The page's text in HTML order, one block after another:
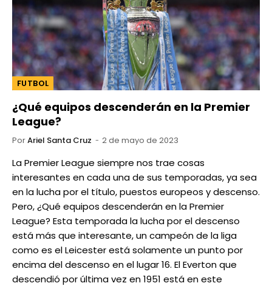
FUTBOL
¿Qué equipos descenderán en la Premier
League?
PorAriel Santa Cruz 2 de mayo de 2023
La Premier League siempre nos trae cosas
interesantes en cada una de sus temporadas, ya sea
en la lucha por el título, puestos europeos y descenso.
Pero, ¿Qué equipos descenderán en la Premier
League? Esta temporada la lucha por el descenso
está más que interesante, un campeón de la liga
como es el Leicester está solamente un punto por
encima del descenso en el lugar 16. El Everton que
descendió por última vez en 1951 está en este